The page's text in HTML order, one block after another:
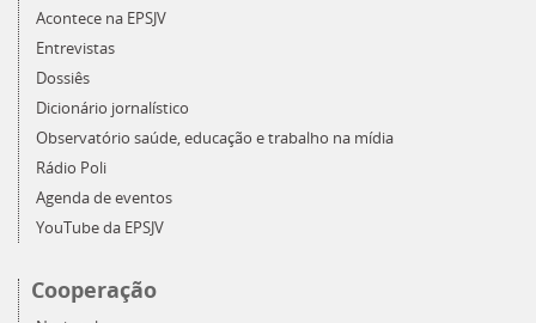
Acontece na EPSJV
Entrevistas
Dossiês
Dicionário jornalístico
Observatório saúde, educação e trabalho na mídia
Rádio Poli
Agenda de eventos
YouTube da EPSJV
Cooperação